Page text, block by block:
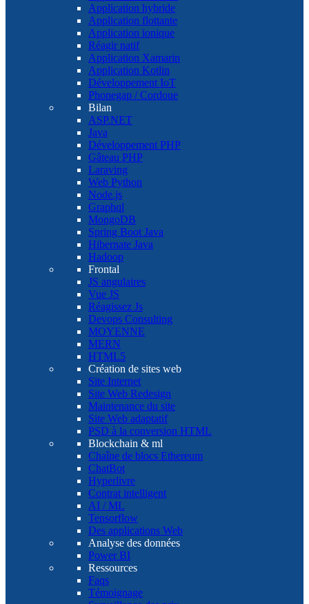
Application hybride
Application flottante
Application ionique
Réagir natif
Application Xamarin
Application Kotlin
Développement IoT
Phonegap / Cordoue
Bilan
ASP.NET
Java
Développement PHP
Gâteau PHP
Laraving
Web Python
Node.js
Graphql
MongoDB
Spring Boot Java
Hibernate Java
Hadoop
Frontal
JS angulaires
Vue JS
Réagissez Js
Devops Consulting
MOYENNE
MERN
HTML5
Création de sites web
Site Internet
Site Web Redesign
Maintenance du site
Site Web adaptatif
PSD à la conversion HTML
Blockchain & ml
Chaîne de blocs Ethereum
ChatBot
Hyperlivre
Contrat intelligent
AI / ML
Tensorflow
Des applications Web
Analyse des données
Power BI
Ressources
Faqs
Témoignage